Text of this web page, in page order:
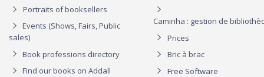
Portraits of booksellers
Events (Shows, Fairs, Public
sales)
Book professions directory
Find our books on Addall
Caminha : gestion de
Prices
Bric à brac
Free Software